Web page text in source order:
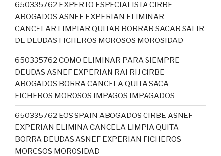
650335762 EXPERTO ESPECIALISTA CIRBE
ABOGADOS ASNEF EXPERIAN ELIMINAR
CANCELAR LIMPIAR QUITAR BORRAR SACAR SALIR
DE DEUDAS FICHEROS MOROSOS MOROSIDAD
650335762 COMO ELIMINAR PARA SIEMPRE
DEUDAS ASNEF EXPERIAN RAI RIJ CIRBE
ABOGADOS BORRA CANCELA QUITA SACA
FICHEROS MOROSOS IMPAGOS IMPAGADOS
650335762 EOS SPAIN ABOGADOS CIRBE ASNEF
EXPERIAN ELIMINA CANCELA LIMPIA QUITA
BORRA DEUDAS ASNEF EXPERIAN FICHEROS
MOROSOS MOROSIDAD